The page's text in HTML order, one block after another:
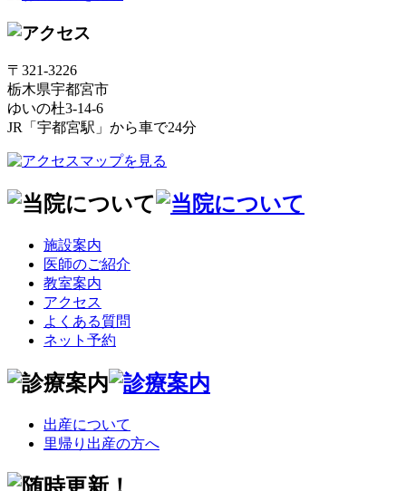
〒321-3226
栃木県宇都宮市
ゆいの杜3-14-6
JR「宇都宮駅」から車で24分
施設案内
医師のご紹介
教室案内
アクセス
よくある質問
ネット予約
出産について
里帰り出産の方へ